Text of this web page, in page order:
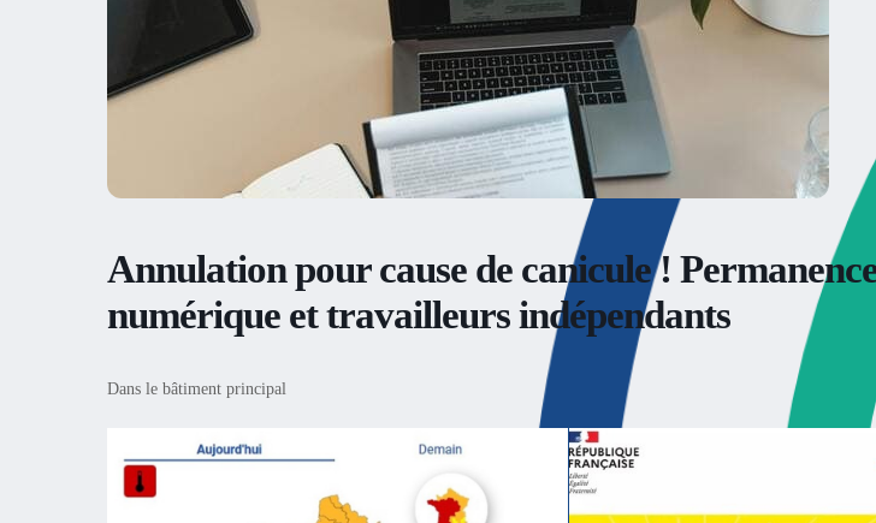
Annulation pour cause de canicule !
numérique et travailleurs indépendants
Dans le bâtiment principal